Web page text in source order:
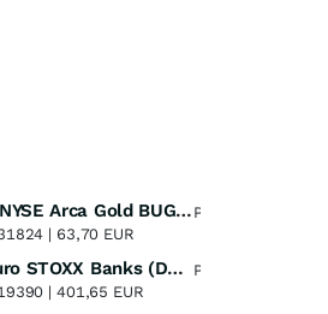
Amundi NYSE Arca Gold BUGS UCITS ETF Dist
| 63,70 EUR
Perf. 1 Jahr
Lyxor Euro STOXX Banks (DR) UCITS ETF- Acc
| 401,65 EUR
Perf. 1 Jahr